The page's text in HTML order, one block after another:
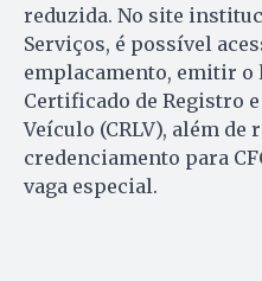
reduzida. No site
Serviços, é possível
emplacamento, emitir o
Certificado de Registro
Veículo (CRLV), além
credenciamento para
vaga especial.